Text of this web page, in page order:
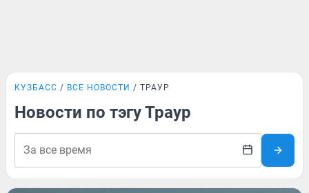
КУЗБАСС ВСЕ НОВОСТИ ТРАУР
Новости по тэгу Траур